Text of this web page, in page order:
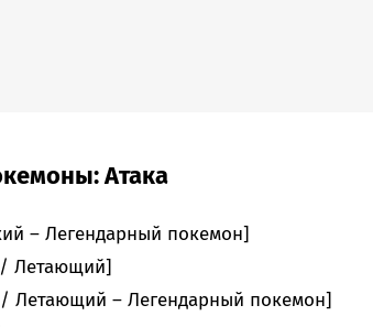
Атака
– Легендарный покемон]
Летающий]
Летающий – Легендарный покемон]